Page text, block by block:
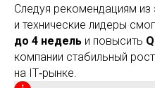
Следуя рекомендациям из
и технические лидеры
до 4 недель и повысить
компании стабильный
на IT‑рынке.